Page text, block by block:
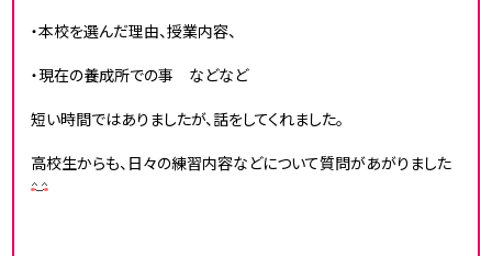
・本校を選んだ理由、授業内容、
・現在の養成所での事 などなど
短い時間ではありましたが、話をしてくれました。
高校生からも、日々の練習内容などについて質問があがりました